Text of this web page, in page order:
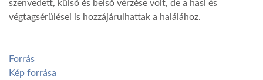
szenvedett, külső és belső vérzése volt, de a hasi és
végtagsérülései is hozzájárulhattak a halálához.
Forrás
Kép forrása